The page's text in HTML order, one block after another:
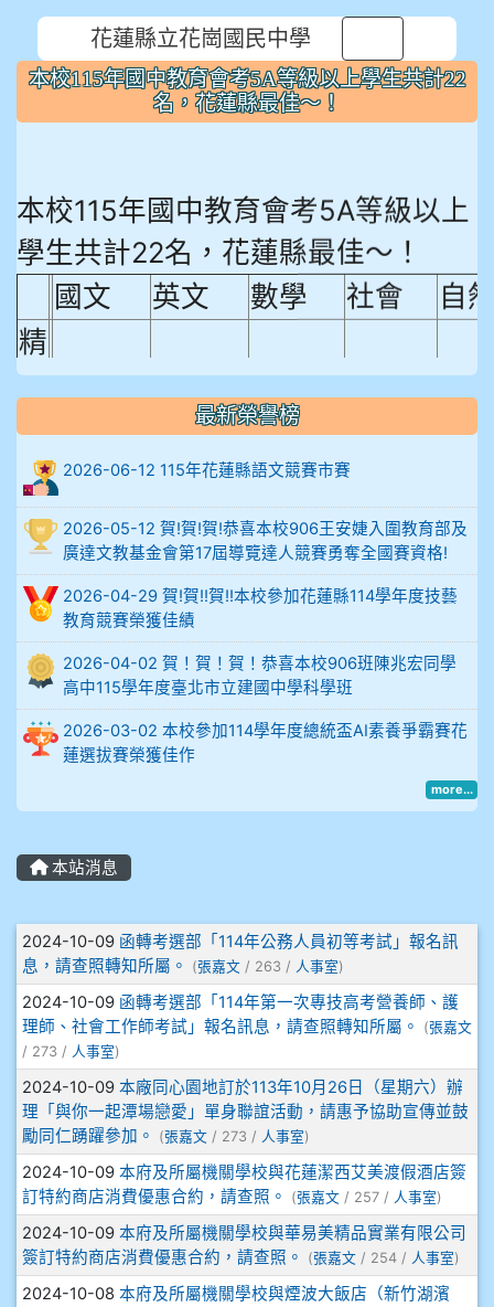
花蓮縣立花崗國民中學
本校115年國中教育會考5A等級以上學生共計22
名，花蓮縣最佳～！
本校115年國中教育會考5A等級以上
學生共計22名，花蓮縣最佳～！
國文
英文 數學 社會
自
精
熟
度
比
例
18.92%18.65%29.19%12.16%
906陳兆宏 5A10+ 作文5
912余 嘉 5A10+
914謝佩臻 5A10+
902蘇奕愷
903陳品帆
904彭子庭
905周沛蓉
905鄭瑀安
906江彥臻
907張晏寧
908彭主豪
909林柏翰
909林玉楓
最新榮譽榜
2026-06-12 115年花蓮縣語文競賽市賽
2026-05-12 賀!賀!賀!恭喜本校906王安婕入圍教育部及
廣達文教基金會第17屆導覽達人競賽勇奪全國賽資格!
2026-04-29 賀!賀!!賀!!本校參加花蓮縣114學年度技藝
教育競賽榮獲佳績
2026-04-02 賀！賀！賀！恭喜本校906班陳兆宏同學
高中115學年度臺北市立建國中學科學班
2026-03-02 本校參加114學年度總統盃AI素養爭霸賽花
蓮選拔賽榮獲佳作
more...
本站消息
文章列表
2024-10-09 函轉考選部「114年公務人員初等考試」報名訊
息，請查照轉知所屬。
(張嘉文 / 263 / 人事室)
2024-10-09 函轉考選部「114年第一次專技高考營養師、護
理師、社會工作師考試」報名訊息，請查照轉知所屬。
(張嘉文
/ 273 / 人事室)
2024-10-09 本廠同心園地訂於113年10月26日（星期六）辦
理「與你一起潭場戀愛」單身聯誼活動，請惠予協助宣傳並鼓
勵同仁踴躍參加。
(張嘉文 / 273 / 人事室)
2024-10-09 本府及所屬機關學校與花蓮潔西艾美渡假酒店簽
訂特約商店消費優惠合約，請查照。
(張嘉文 / 257 / 人事室)
2024-10-09 本府及所屬機關學校與華易美精品實業有限公司
簽訂特約商店消費優惠合約，請查照。
(張嘉文 / 254 / 人事室)
2024-10-08 本府及所屬機關學校與煙波大飯店（新竹湖濱